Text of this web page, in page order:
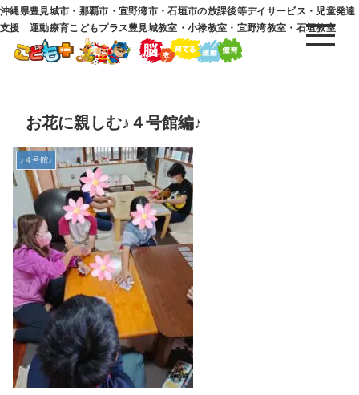
沖縄県豊見城市・那覇市・宜野湾市・石垣市の放課後等デイサービス・児童発達
支援 運動療育こどもプラス豊見城教室・小禄教室・宜野湾教室・石垣教室
お花に親しむ♪４号館編♪
♪４号館♪